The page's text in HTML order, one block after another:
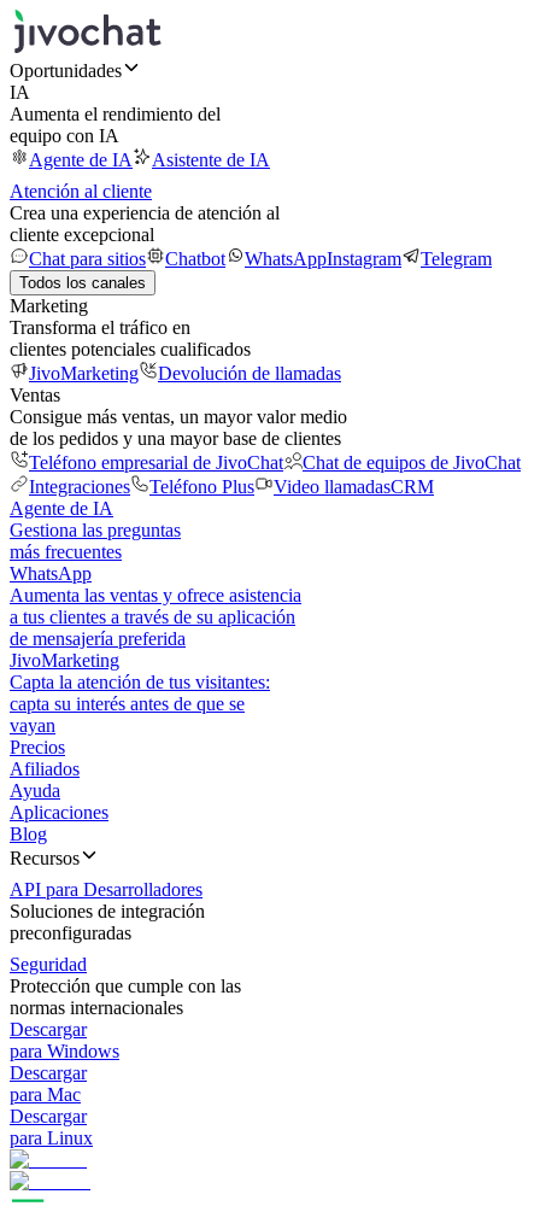
Oportunidades
IA
Aumenta el rendimiento del
equipo con IA
Agente de IA
Asistente de IA
Atención al cliente
Crea una experiencia de atención al
cliente excepcional
Chat para sitios
Chatbot WhatsAppInstagram Telegram
Todos los canales
Marketing
Transforma el tráfico en
clientes potenciales cualificados
JivoMarketing
Devolución de llamadas
Ventas
Consigue más ventas, un mayor valor medio
de los pedidos y una mayor base de clientes
Teléfono empresarial de JivoChat
Chat de equipos de JivoChat
Integraciones
Teléfono Plus Video llamadasCRM
Agente de IA
Gestiona las preguntas
más frecuentes
WhatsApp
Aumenta las ventas y ofrece asistencia
a tus clientes a través de su aplicación
de mensajería preferida
JivoMarketing
Capta la atención de tus visitantes:
capta su interés antes de que se
vayan
Precios
Afiliados
Ayuda
Aplicaciones
Blog
Recursos
API para Desarrolladores
Soluciones de integración
preconfiguradas
Seguridad
Protección que cumple con las
normas internacionales
Descargar
para Windows
Descargar
para Mac
Descargar
para Linux